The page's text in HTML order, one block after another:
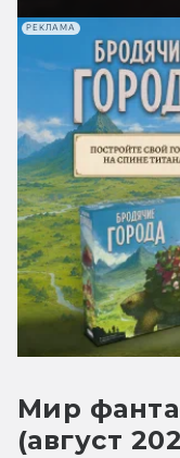
РЕКЛАМА
Мир
(август